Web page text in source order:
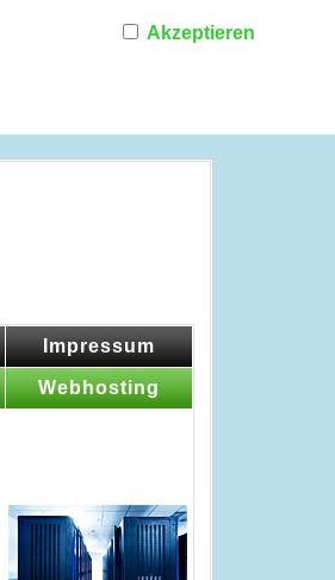
Akzeptieren
Impressum
Webhosting